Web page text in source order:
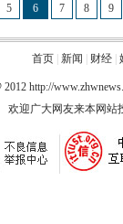
5 6 7 8 9
首页| 新闻 | 财经|
2012 http://
欢迎广大网友来本网站